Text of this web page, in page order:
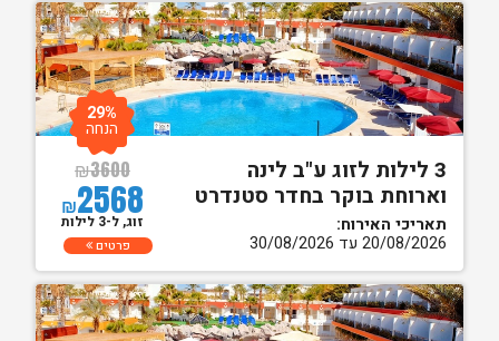
3 לילות לזוג ע"ב לינה
וארוחת בוקר בחדר סטנדרט
תאריכי האירוח:
20/08/2026 עד 30/08/2026
₪3600
₪2568
29%
הנחה
זוג, ל-3 לילות
פרטים